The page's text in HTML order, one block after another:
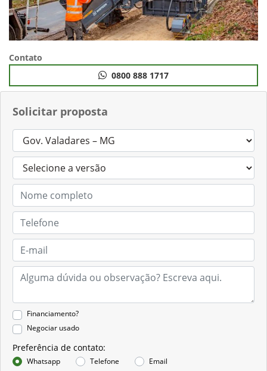
Solicitar proposta
Financiamento?
Negociar usado
Preferência de contato:
Whatsapp Telefone Email
Contato
0800 888 1717